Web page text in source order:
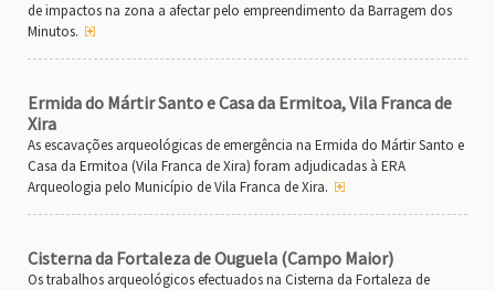
de impactos na zona a afectar pelo empreendimento da Barragem dos
Minutos.
Ermida do Mártir Santo e Casa da Ermitoa, Vila Franca de
Xira
As escavações arqueológicas de emergência na Ermida do Mártir Santo e
Casa da Ermitoa (Vila Franca de Xira) foram adjudicadas à ERA
Arqueologia pelo Município de Vila Franca de Xira.
Cisterna da Fortaleza de Ouguela (Campo Maior)
Os trabalhos arqueológicos efectuados na Cisterna da Fortaleza de